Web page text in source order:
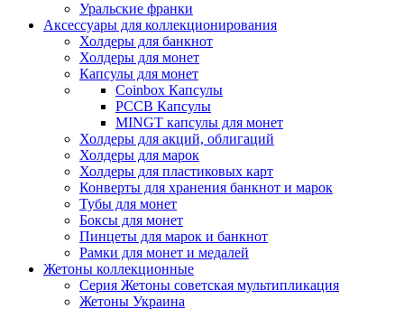
Уральские франки
Аксессуары для коллекционирования
Холдеры для банкнот
Холдеры для монет
Капсулы для монет
Coinbox Капсулы
РССВ Капсулы
MINGT капсулы для монет
Холдеры для акций, облигаций
Холдеры для марок
Холдеры для пластиковых карт
Конверты для хранения банкнот и марок
Тубы для монет
Боксы для монет
Пинцеты для марок и банкнот
Рамки для монет и медалей
Жетоны коллекционные
Серия Жетоны советская мультипликация
Жетоны Украина